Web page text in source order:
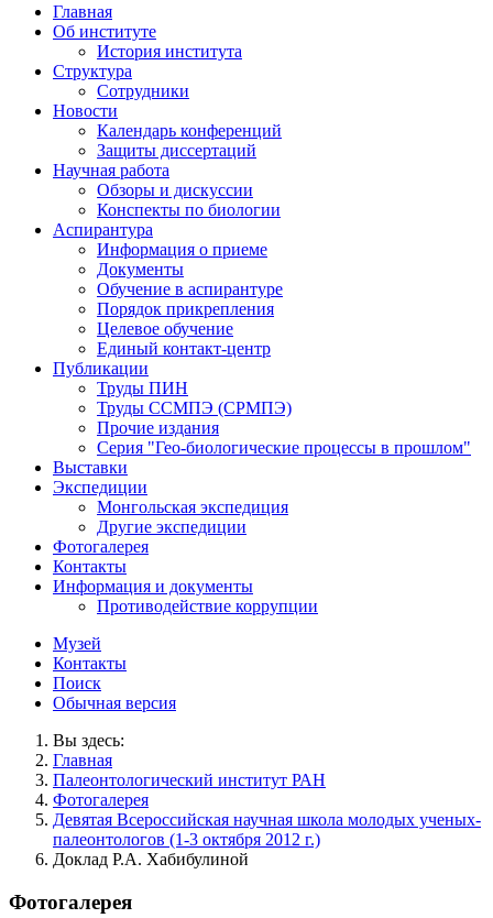
Главная
Об институте
История института
Структура
Сотрудники
Новости
Календарь конференций
Защиты диссертаций
Научная работа
Обзоры и дискуссии
Конспекты по биологии
Аспирантура
Информация о приеме
Документы
Обучение в аспирантуре
Порядок прикрепления
Целевое обучение
Единый контакт-центр
Публикации
Труды ПИН
Труды ССМПЭ (СРМПЭ)
Прочие издания
Серия "Гео-биологические процессы в прошлом"
Выставки
Экспедиции
Монгольская экспедиция
Другие экспедиции
Фотогалерея
Контакты
Информация и документы
Противодействие коррупции
Музей
Контакты
Поиск
Обычная версия
Вы здесь:
Главная
Палеонтологический институт РАН
Фотогалерея
Девятая Всероссийская научная школа молодых ученых-
палеонтологов (1-3 октября 2012 г.)
Доклад Р.А. Хабибулиной
Фотогалерея